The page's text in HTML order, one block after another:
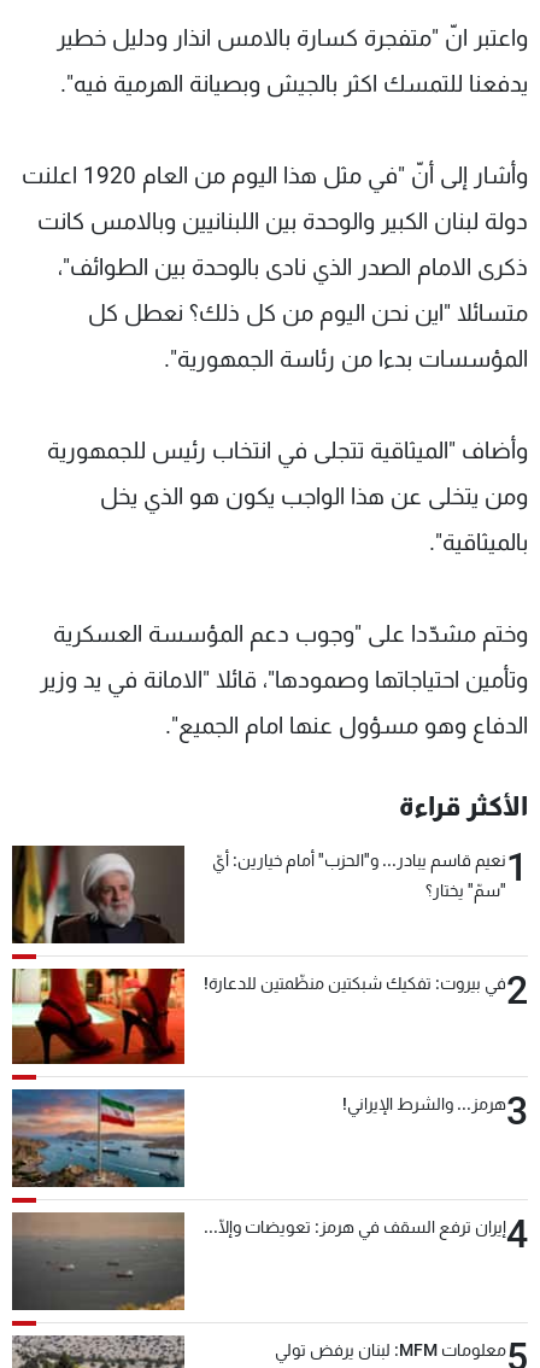
واعتبر انّ "متفجرة كسارة بالامس انذار ودليل خطير
يدفعنا للتمسك اكثر بالجيش وبصيانة الهرمية فيه".
وأشار إلى أنّ "في مثل هذا اليوم من العام 1920 اعلنت
دولة لبنان الكبير والوحدة بين اللبنانيين وبالامس كانت
ذكرى الامام الصدر الذي نادى بالوحدة بين الطوائف"،
متسائلا "اين نحن اليوم من كل ذلك؟ نعطل كل
المؤسسات بدءا من رئاسة الجمهورية".
وأضاف "الميثاقية تتجلى في انتخاب رئيس للجمهورية
ومن يتخلى عن هذا الواجب يكون هو الذي يخل
بالميثاقية".
وختم مشدّدا على "وجوب دعم المؤسسة العسكرية
وتأمين احتياجاتها وصمودها"، قائلا "الامانة في يد وزير
الدفاع وهو مسؤول عنها امام الجميع".
الأكثر قراءة
1نعيم قاسم يبادر... و"الحزب" أمام خيارين: أيّ
"سمّ" يختار؟
2في بيروت: تفكيك شبكتين منظّمتين للدعارة!
3هرمز... والشرط الإيراني!
4إيران ترفع السقف في هرمز: تعويضات وإلّا...
5 معلومات MFM: لبنان يرفض تولي